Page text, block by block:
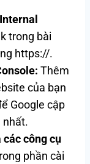
trong bài
https://.
Thêm
của bạn
Google cập
nhất.
công cụ
phần cài